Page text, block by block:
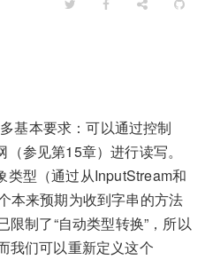
基本要求：可以通过控制
参见第15章）进行读写。
类型（通过从InputStream和
本来预期为收到字串的方法
制了“自动类型转换”，所以
我们可以重新定义这个